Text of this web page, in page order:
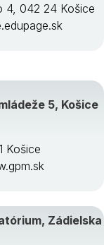
4, 042 24 Košice
5, Košice
Košice
Zádielska